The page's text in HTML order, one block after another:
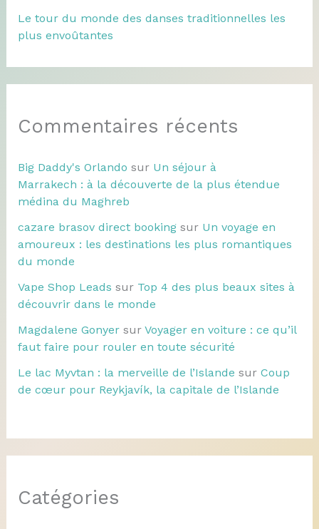
Le tour du monde des danses traditionnelles les
plus envoûtantes
Commentaires récents
Big Daddy's Orlando sur Un séjour à
Marrakech : à la découverte de la plus étendue
médina du Maghreb
cazare brasov direct bookingsur Un voyage en
amoureux : les destinations les plus romantiques
du monde
Vape Shop Leads sur Top 4 des plus beaux sites à
découvrir dans le monde
Magdalene Gonyersur Voyager en voiture : ce qu’il
faut faire pour rouler en toute sécurité
Le lac Myvtan : la merveille de l’Islande sur Coup
de cœur pour Reykjavík, la capitale de l’Islande
Catégories